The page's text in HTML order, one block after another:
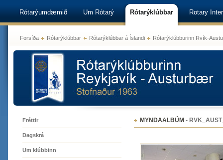
MYNDAALBÚM -
Forsíða Rótarýklúbbar Rótarýklúbbar á Íslandi Rótarýklúbburinn Rvík-
Rótarýumdæmið Um Rótarý Rótarýklúbbar Rotary
Fréttir
Dagskrá
Um klúbbinn